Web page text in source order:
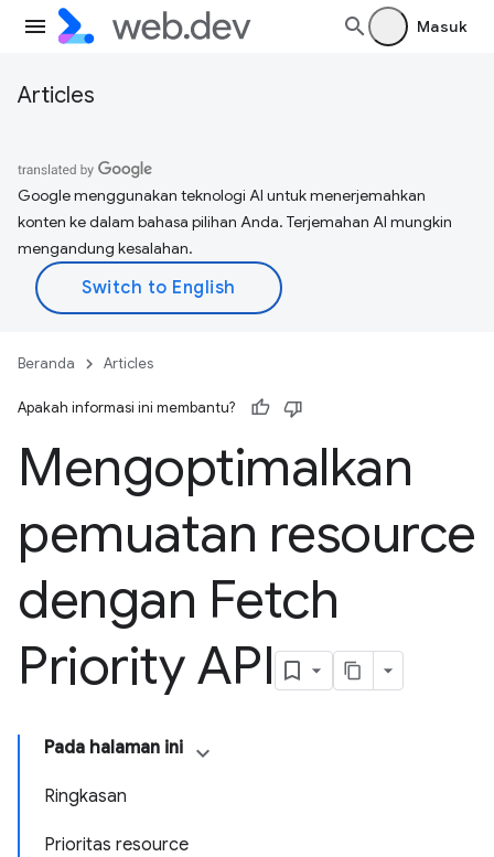
Masuk
Articles
Google menggunakan teknologi AI untuk menerjemahkan
konten ke dalam bahasa pilihan Anda. Terjemahan AI mungkin
mengandung kesalahan.
Beranda Articles
Apakah informasi ini membantu?
Mengoptimalkan
pemuatan resource
dengan Fetch
Priority API
Pada halaman ini
Ringkasan
Prioritas resource